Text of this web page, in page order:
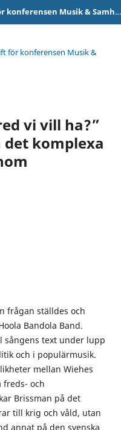
M&STE : Elektronisk tidskrift för konferensen Musik & Samhälle
för konferensen Musik &
vi vill ha?”
komplexa
frågan ställdes och
Bandola Band.
sångens text under lupp
och i populärmusik.
mellan Wiehes
freds- och
Brissman på det
till krig och våld, utan
annat på den svenska